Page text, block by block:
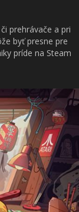
prehrávače a pri
byť presne pre
príde na Steam